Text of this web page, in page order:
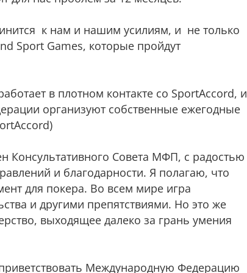
к нам и нашим усилиям, и не только
Sport Games, которые пройдут
в плотном контакте со SportAccord, и
организуют собственные ежегодные
Консультативного Совета МФП, с радостью
и благодарности. Я полагаю, что
для покера. Во всем мире игра
и другими препятствиями. Но это же
выходящее далеко за грань умения
Международную Федерацию